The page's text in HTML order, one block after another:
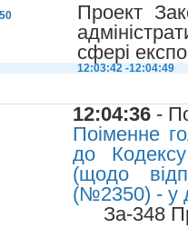
Проект
сфері
12:03:42 -12:04:49
12:04:36 -
Поіменне
до
(щодо
(№2350) - у
За-348